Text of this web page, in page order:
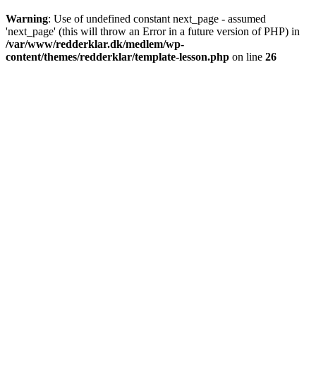
Warning: Use of undefined constant next_page - assumed
'next_page' (this will throw an Error in a future version of PHP) in
/var/www/redderklar.dk/medlem/wp-
content/themes/redderklar/template-lesson.php on line 26